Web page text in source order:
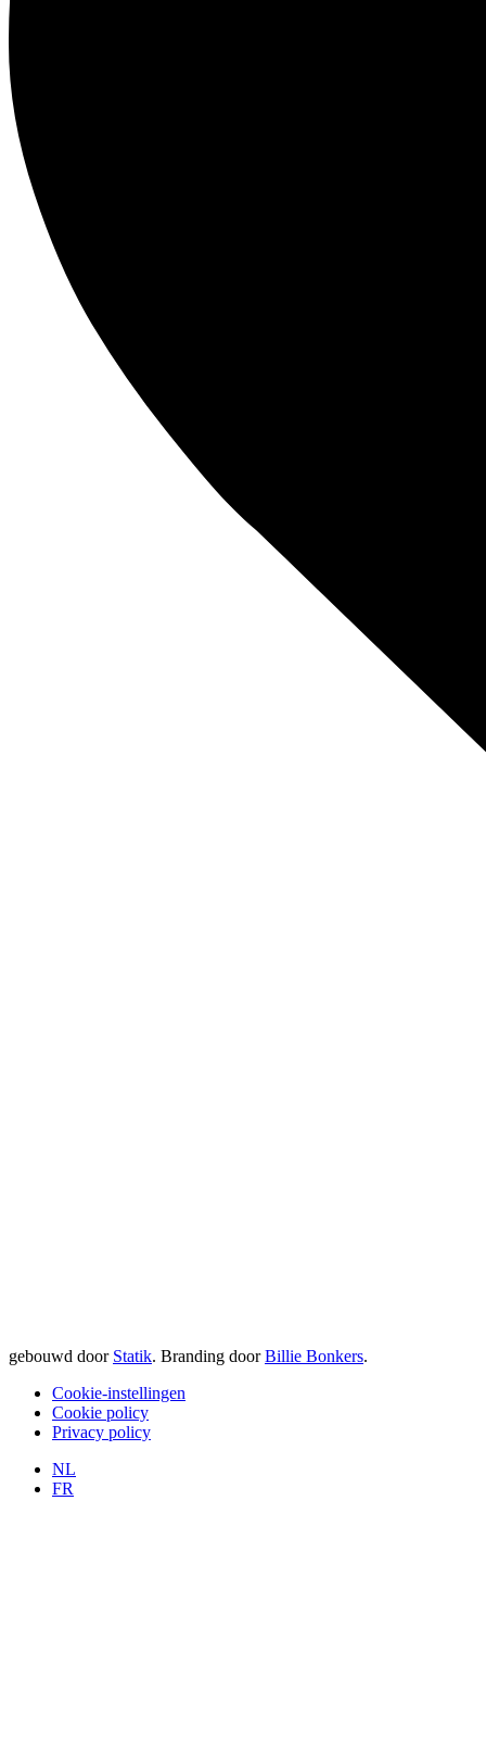
gebouwd door Statik. Branding doorBillie Bonkers.
Cookie-instellingen
Cookie policy
Privacy policy
NL
FR